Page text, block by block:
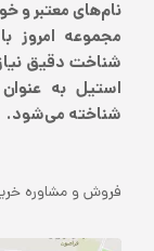
نام‌های معتبر و
مجموعه امروز
شناخت دقیق
استیل به
شناخته می‌شود.
فروش و مشاوره